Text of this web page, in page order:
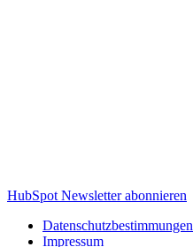
HubSpot Newsletter abonnieren
Datenschutzbestimmungen
Impressum